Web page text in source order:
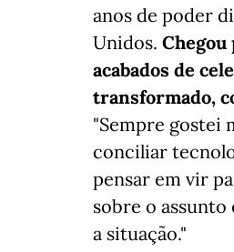
anos de poder
Unidos. Chegou
acabados de
transformado,
"Sempre gostei
conciliar
pensar em vir
sobre o assunto
a situação."